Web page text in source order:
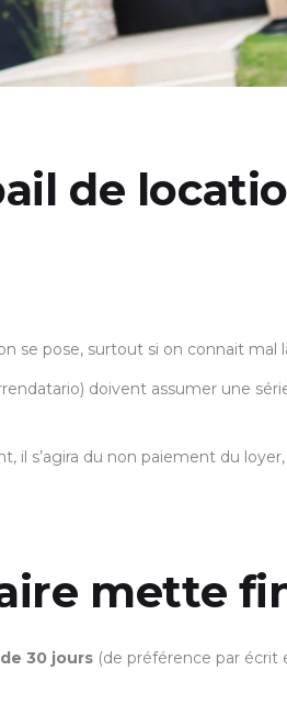
de
se pose, surtout si on connait mal
doivent assumer une
il s’agira du non paiement du
mette
30 jours (de préférence par écrit